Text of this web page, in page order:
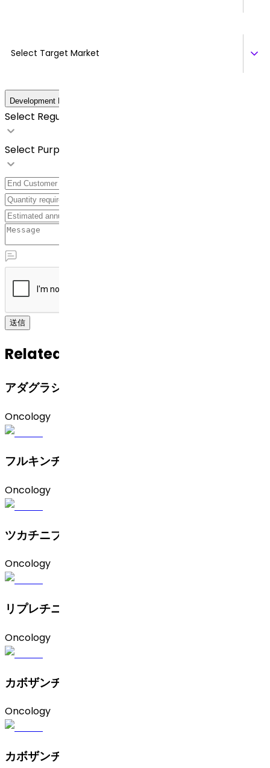
Select Target Market
Development Details
Select Regulatory Requirements
Select Purpose
送信
Related APIs
アダグラシブ
Oncology
フルキンチニブ
Oncology
ツカチニブ
Oncology
リプレチニブ
Oncology
カボザンチニブ塩酸塩
Oncology
カボザンチニブS-リンゴ酸塩